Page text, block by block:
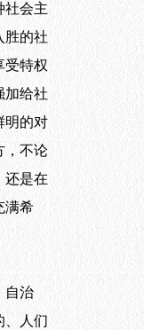
社会主
胜的社
受特权
加给社
明的对
，不论
还是在
满希
治
、人们